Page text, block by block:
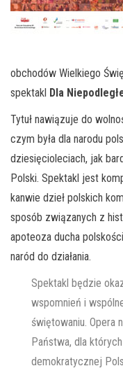
obchodów Wielkiego
spektakl Dla
Tytuł nawiązuje do
czym była dla narodu
dziesięcioleciach, jak
Polski. Spektakl jest
kanwie dzieł polskich
sposób związanych z
apoteoza ducha
naród do działania.
Spektakl będzie
wspomnień i
świętowaniu. Opera
Państwa, dla
demokratycznej